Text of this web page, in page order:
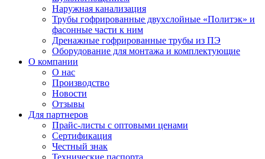
Наружная канализация
Трубы гофрированные двухслойные «Политэк» и
фасонные части к ним
Дренажные гофрированные трубы из ПЭ
Оборудование для монтажа и комплектующие
О компании
О нас
Производство
Новости
Отзывы
Для партнеров
Прайс-листы с оптовыми ценами
Сертификация
Честный знак
Технические паспорта